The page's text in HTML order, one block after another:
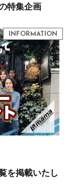
特集企画
を掲載いたし